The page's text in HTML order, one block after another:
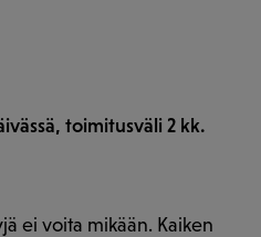
toimitusväli 2 kk.
ei voita mikään. Kaiken